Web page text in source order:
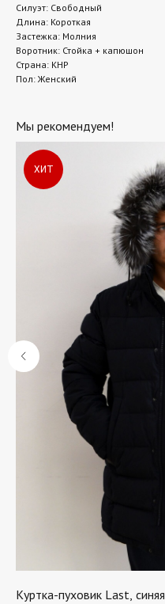
Силуэт: Свободный
Длина: Короткая
Застежка: Молния
Воротник: Стойка + капюшон
Страна: КНР
Пол: Женский
Мы рекомендуем!
ХИТ
Куртка-пуховик Last, синяя